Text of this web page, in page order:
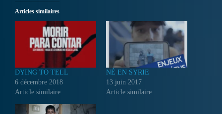
Articles similaires
DYING TO TELL
6 décembre 2018
Article similaire
NÉ EN SYRIE
13 juin 2017
Article similaire